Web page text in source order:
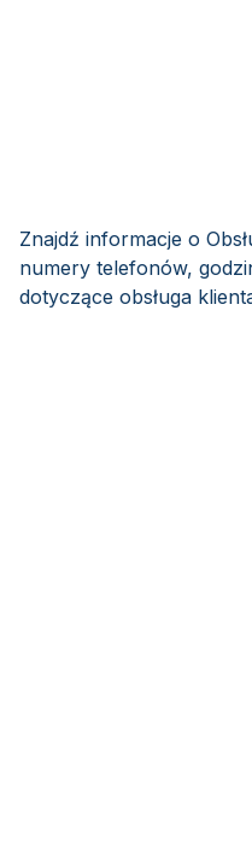
Znajdź informacje o
numery telefonów,
dotyczące obsługa